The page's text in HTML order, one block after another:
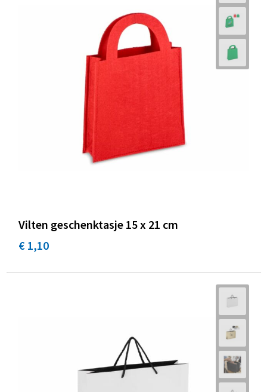
Vilten geschenktasje 15 x 21 cm
€ 1,10